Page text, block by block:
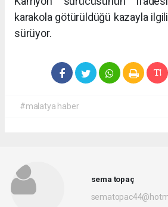
karakola götürüldüğü kazayla
sürüyor.
#malatya haber
sema topaç